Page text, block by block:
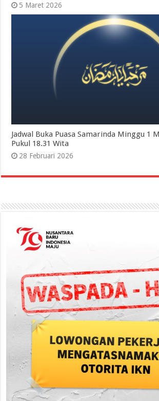
5 Maret 2026
Jadwal Buka Puasa Samarinda Minggu 1
Pukul 18.31 Wita
28 Februari 2026